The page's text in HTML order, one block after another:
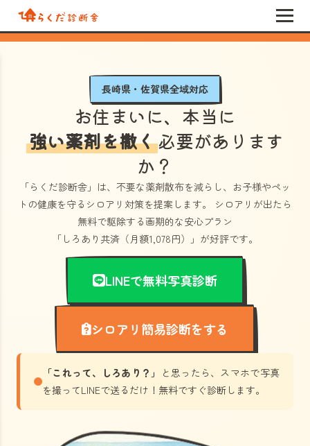
長崎県・佐賀県全域対応
お住まいに、本当に
強い薬剤を撒く必要があります
か？
「らくだ診断舎」 は、不要な薬剤散布を減らし、お子様やペッ
トの健康を守るシロアリ対策を提案します。 シロアリが出たら
無料で駆除する画期的な安心プラン
「しろあり共済（月額1,078円）」 が好評です。
LINEで無料写真診断
シロアリ簡易診断をする
「これって、しろあり？」
と思ったら、スマホで写真
を撮ってLINEで送るだけ！無料ですぐ診断します。